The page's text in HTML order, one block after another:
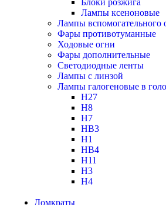
Блоки розжига
Лампы ксеноновые
Лампы вспомогательного
Фары противотуманные
Ходовые огни
Фары дополнительные
Светодиодные ленты
Лампы с линзой
Лампы галогеновые в
H27
H8
H7
HB3
H1
HB4
H11
H3
H4
Домкраты